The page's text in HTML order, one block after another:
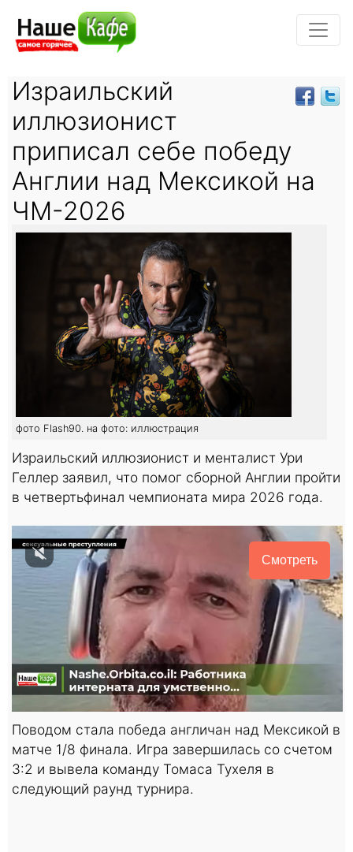
Израильский
иллюзионист
приписал себе победу
Англии над Мексикой на
ЧМ-2026
фото Flash90. на фото: иллюстрация
Израильский иллюзионист и менталист Ури
Геллер заявил, что помог сборной Англии пройти
в четвертьфинал чемпионата мира 2026 года.
Смотреть
Поводом стала победа англичан над Мексикой в
матче 1/8 финала. Игра завершилась со счетом
3:2 и вывела команду Томаса Тухеля в
следующий раунд турнира.